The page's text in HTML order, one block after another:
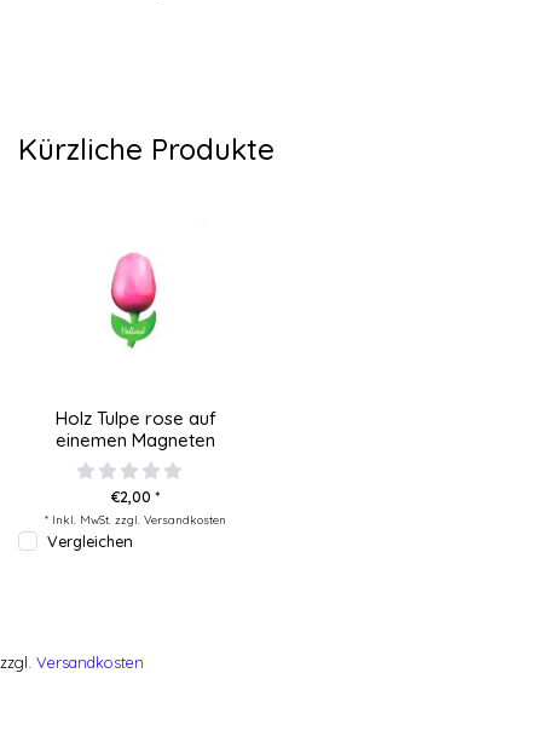
Kürzliche Produkte
Holz Tulpe rose auf
einemen Magneten
€2,00 *
* Inkl. MwSt. zzgl. Versandkosten
Vergleichen
zzgl. Versandkosten